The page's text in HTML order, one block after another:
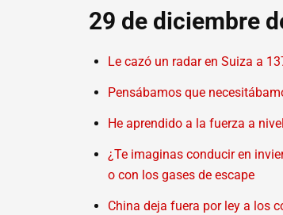
29 de diciembre
Le cazó un radar en Suiza a
Pensábamos que
He aprendido a la fuerza a
¿Te imaginas conducir en
o con los gases de escape
China deja fuera por ley a los